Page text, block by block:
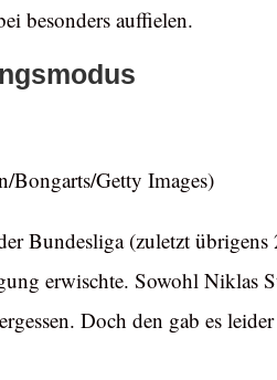
besonders auffielen.
Bongarts/Getty Images)
Bundesliga (zuletzt
erwischte. Sowohl Niklas
Doch den gab es